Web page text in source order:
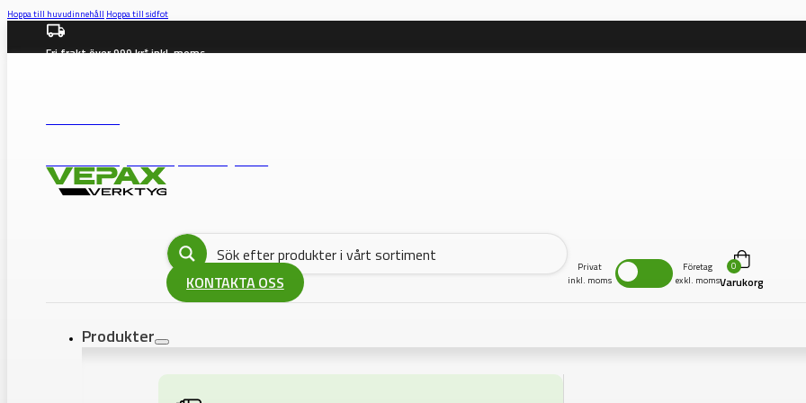
Hoppa till huvudinnehåll Hoppa till sidfot
Fri frakt över 999 kr* inkl. moms
KONTAKTA OSS
Privat
inkl. moms
Företag
exkl. moms
0
Varukorg
Produkter